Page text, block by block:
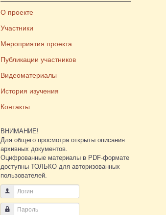
О проекте
Участники
Мероприятия проекта
Публикации участников
Видеоматериалы
История изучения
Контакты
ВНИМАНИЕ!
Для общего просмотра открыты описания
архивных документов.
Оцифрованные материалы в PDF-формате
доступны ТОЛЬКО для авторизованных
пользователей.
Логин